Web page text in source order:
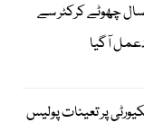
مرونل ٹھاکر کی خود سے 10 سال چھوٹے کرکٹر سے
آگیا
پر تعینات پولیس